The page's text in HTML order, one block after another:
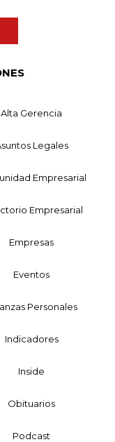
Alta Gerencia
Legales
Empresarial
Empresarial
Empresas
Eventos
Personales
Indicadores
Inside
Obituarios
Podcast